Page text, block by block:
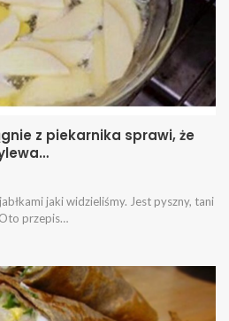
z piekarnika sprawi, że
jaki widzieliśmy. Jest pyszny, tani
przepis…